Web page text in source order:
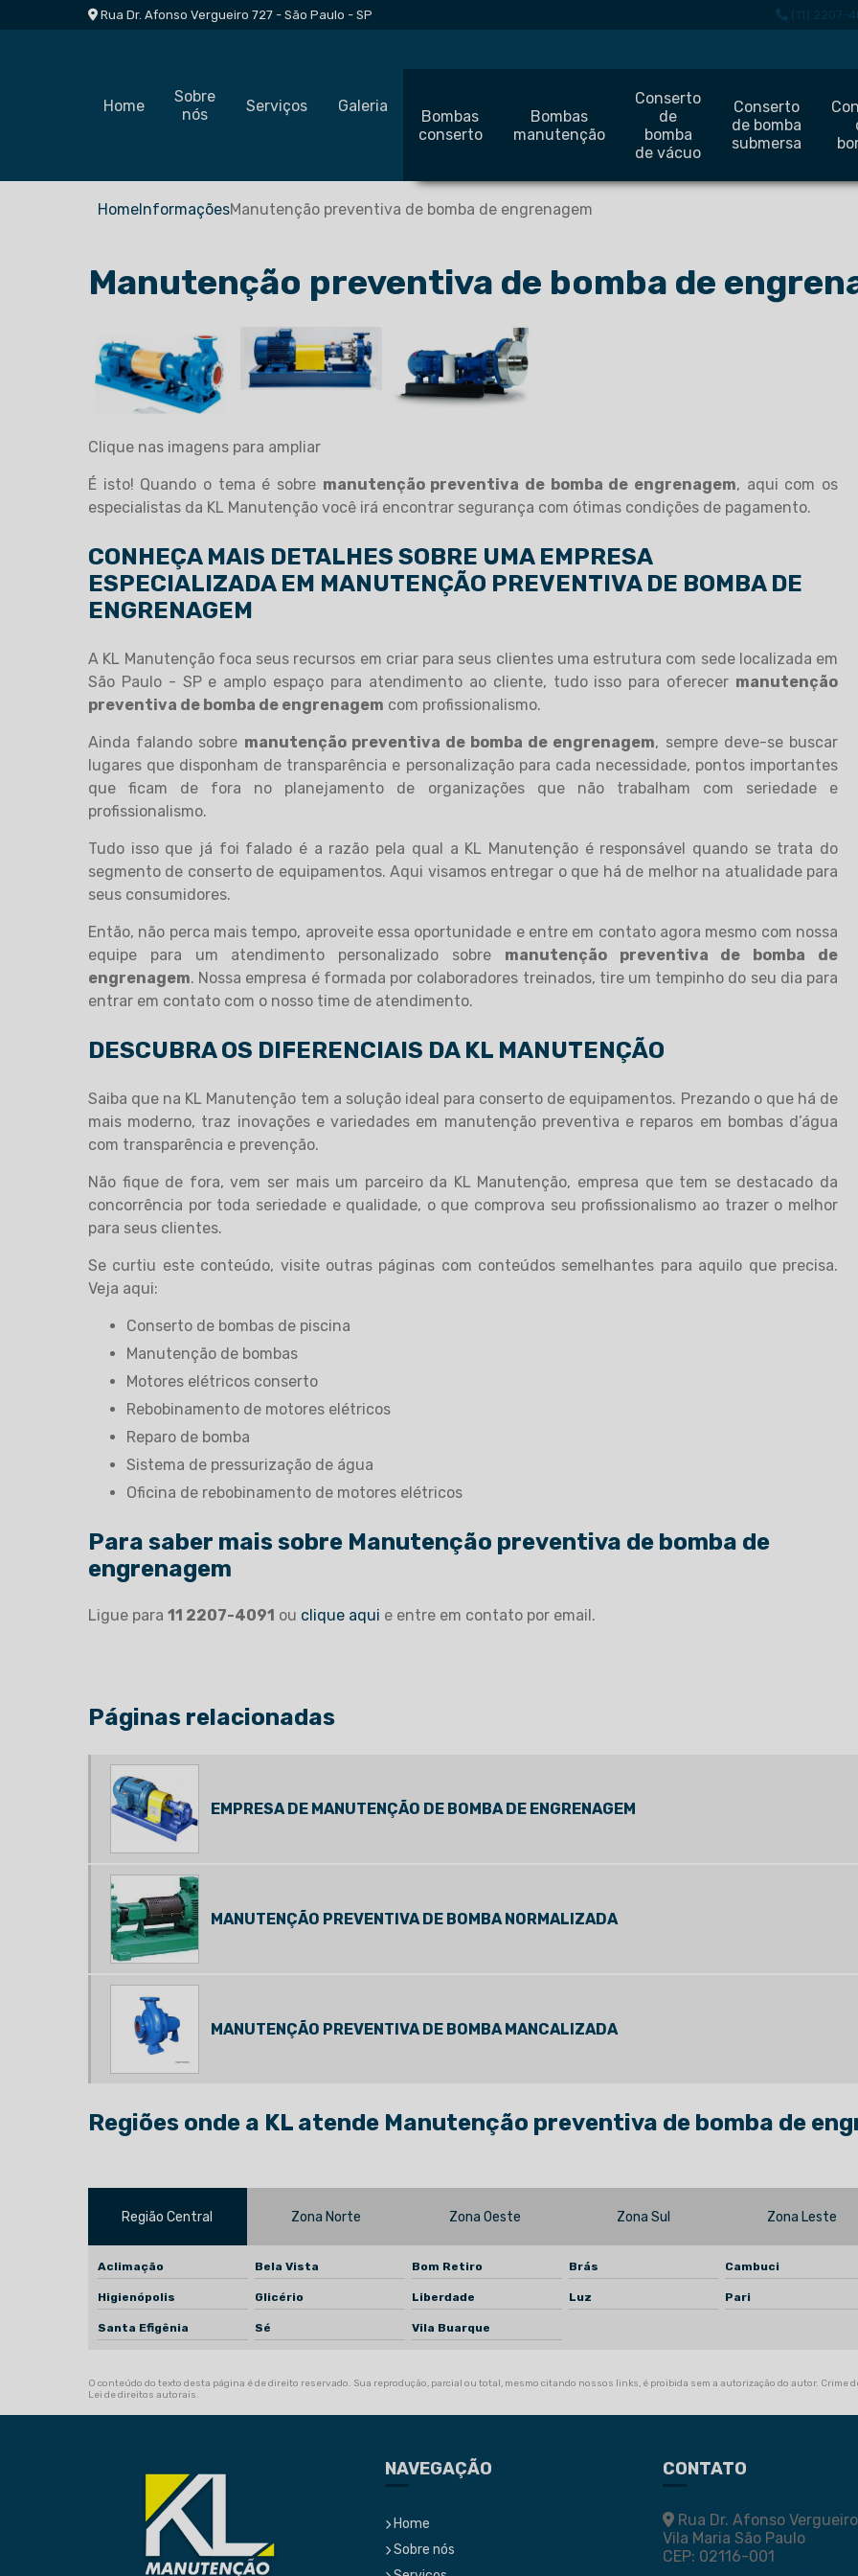
Rua Dr. Afonso Vergueiro 727 - São Paulo - SP (11) 2207-
Home
Sobre
nós
Serviços Galeria
Bombas
conserto
Bombas
manutenção
Conserto
de
bomba
de vácuo
Conserto
de bomba
submersa
HomeInformaçõesManutenção preventiva de bomba de engrenagem
Manutenção preventiva de bomba de
Clique nas imagens para ampliar
É isto! Quando o tema é sobre manutenção preventiva de bomba de engrenagem, aqui com os
especialistas da KL Manutenção você irá encontrar segurança com ótimas condições de pagamento.
CONHEÇA MAIS DETALHES SOBRE UMA EMPRESA
ESPECIALIZADA EM MANUTENÇÃO PREVENTIVA DE BOMBA DE
ENGRENAGEM
A KL Manutenção foca seus recursos em criar para seus clientes uma estrutura com sede localizada em
São Paulo - SP e amplo espaço para atendimento ao cliente, tudo isso para oferecer manutenção
preventiva de bomba de engrenagem com profissionalismo.
Ainda falando sobre manutenção preventiva de bomba de engrenagem, sempre deve-se buscar
lugares que disponham de transparência e personalização para cada necessidade, pontos importantes
que ficam de fora no planejamento de organizações que não trabalham com seriedade e
profissionalismo.
Tudo isso que já foi falado é a razão pela qual a KL Manutenção é responsável quando se trata do
segmento de conserto de equipamentos. Aqui visamos entregar o que há de melhor na atualidade para
seus consumidores.
Então, não perca mais tempo, aproveite essa oportunidade e entre em contato agora mesmo com nossa
equipe para um atendimento personalizado sobre manutenção preventiva de bomba de
engrenagem. Nossa empresa é formada por colaboradores treinados, tire um tempinho do seu dia para
entrar em contato com o nosso time de atendimento.
DESCUBRA OS DIFERENCIAIS DA KL MANUTENÇÃO
Saiba que na KL Manutenção tem a solução ideal para conserto de equipamentos. Prezando o que há de
mais moderno, traz inovações e variedades em manutenção preventiva e reparos em bombas d’água
com transparência e prevenção.
Não fique de fora, vem ser mais um parceiro da KL Manutenção, empresa que tem se destacado da
concorrência por toda seriedade e qualidade, o que comprova seu profissionalismo ao trazer o melhor
para seus clientes.
Se curtiu este conteúdo, visite outras páginas com conteúdos semelhantes para aquilo que precisa.
Veja aqui:
conserto de bombas de piscina
manutenção de bombas
motores elétricos conserto
rebobinamento de motores elétricos
reparo de bomba
sistema de pressurização de água
oficina de rebobinamento de motores elétricos
Para saber mais sobre Manutenção preventiva de bomba de
engrenagem
Ligue para 11 2207-4091 ou clique aqui e entre em contato por email.
Páginas relacionadas
EMPRESA DE MANUTENÇÃO DE BOMBA DE ENGRENAGEM
MANUTENÇÃO PREVENTIVA DE BOMBA NORMALIZADA
MANUTENÇÃO PREVENTIVA DE BOMBA MANCALIZADA
Regiões onde a KL atende Manutenção preventiva de bomba de
Região Central Zona Norte Zona Oeste Zona Sul Zona Leste
Aclimação Bela Vista Bom Retiro Brás Cambuci
Higienópolis Glicério Liberdade Luz Pari
Santa Efigênia Sé Vila Buarque
O conteúdo do texto desta página é de direito reservado. Sua reprodução, parcial ou total, mesmo citando nossos links, é proibida sem a autorização do autor. Crime
Lei de direitos autorais.
NAVEGAÇÃO
Home
Sobre nós
CONTATO
Rua Dr. Afonso
Vila Maria São Paulo
CEP: 02116-001